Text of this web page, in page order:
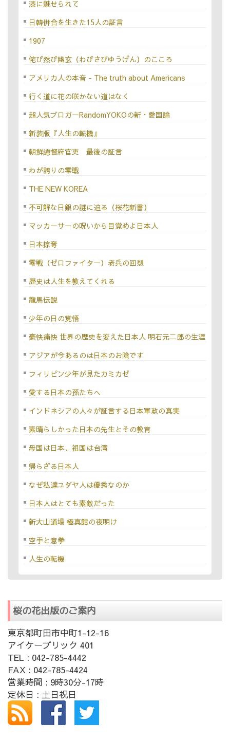
漆に魅せられて
日韓併合を生きた15人の証言
1907
侘び然び幽玄（わびさびゆうげん）のこころ
アメリカ人の本音 - The truth about Americans
行く道に花の咲かない道はなく
超人気ブロガーRandomYOKOの新・愛国論
新装版『人生の転機』
朝鮮總督府官吏 最後の証言
わが誇りの零戦
THE NEW KOREA
不可解な日銀の謎に迫る（桜花新書）
マッカーサーの呪いから目覚めよ日本人
日本掠奪
零戦（ゼロファイター）老兵の回想
歴史は人生を教えてくれる
龍馬伝説
少年の日の覚悟
豪快痛快 世界の歴史を変えた日本人 明石元二郎の生涯
アジアが今あるのは日本のお陰です
フィリピン少年が見たカミカゼ
愛する日本の孫たちへ
インドネシアの人々が証言する日本軍政の真実
素晴らしかった日本の先生とその教育
母国は日本、祖国は台湾
帰らざる日本人
なぜ私達ユダヤ人は優秀なのか
日本人はとても素敵だった
新大山道場 極真館の夜明け
空手と意拳
人生の転機
桜の花出版のご案内
東京都町田市中町1-12-16
アイケーブリック 401
TEL : 042-785-4442
FAX : 042-785-4424
営業時間 : 9時30分-17時
定休日 : 土日祝日